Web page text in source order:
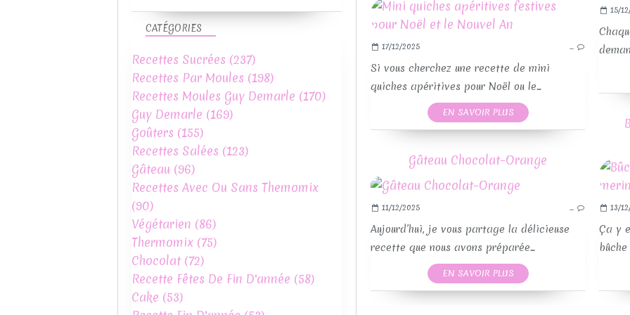
17/12/2025 …
Si vous cherchez une recette de mini
quiches apéritives pour Noël ou le...
EN SAVOIR PLUS
15/
13/
Ça y
Gâteau Chocolat–Orange
11/12/2025 …
Aujourd’hui, je vous partage la délicieuse
recette que nous avons préparée...
EN SAVOIR PLUS
CATÉGORIES
Recettes Sucrées (237)
Recettes Par Moules (198)
Recettes Moules Guy Demarle (170)
Guy Demarle (169)
Goûters (155)
Recettes Salées (123)
Gâteau (96)
Recettes Avec Ou Sans Themomix
(90)
Végétarien (86)
Thermomix (75)
Chocolat(72)
Recette Fêtes De Fin D'année (58)
Cake (53)